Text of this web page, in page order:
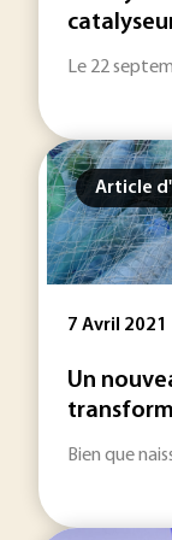
Le 22
Article
7 Avril 2021
Un
Bien que